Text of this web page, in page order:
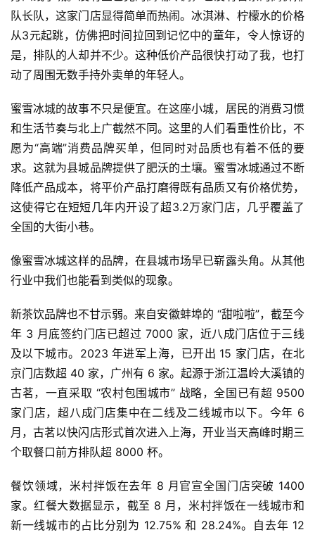
队长队，这家门店显得简单而热闹。冰淇淋、柠檬水的价格
从3元起跳，仿佛把时间拉回到记忆中的童年，令人惊讶的
是，排队的人却并不少。这种低价产品很快打动了我，也打
动了周围无数手持外卖单的年轻人。
蜜雪冰城的故事不只是便宜。在这座小城，居民的消费习惯
和生活节奏与北上广截然不同。这里的人们看重性价比，不
愿为“高端”消费品牌买单，但同时对品质也有着不低的要
求。这就为县城品牌提供了肥沃的土壤。蜜雪冰城通过不断
降低产品成本，将平价产品打磨得既有品质又有价格优势，
这使得它在短短几年内开设了超3.2万家门店，几乎覆盖了
全国的大街小巷。
像蜜雪冰城这样的品牌，在县城市场早已崭露头角。从其他
行业中我们也能看到类似的现象。
新茶饮品牌也不甘示弱。来自安徽蚌埠的 “甜啦啦”，截至今
年 3 月底签约门店已超过 7000 家，近八成门店位于三线
及以下城市。2023 年进军上海，已开出 15 家门店，在北
京门店数超 40 家，广州有 6 家。起源于浙江温岭大溪镇的
古茗，一直采取 “农村包围城市” 战略，全国已有超 9500
家门店，超八成门店集中在二线及二线城市以下。今年 6
月，古茗以快闪店形式首次进入上海，开业当天高峰时期三
个取餐口前方排队超 8000 杯。
餐饮领域，米村拌饭在去年 8 月官宣全国门店突破 1400
家。红餐大数据显示，截至 8 月，米村拌饭在一线城市和
新一线城市的占比分别为 12.75% 和 28.24%。自去年 12